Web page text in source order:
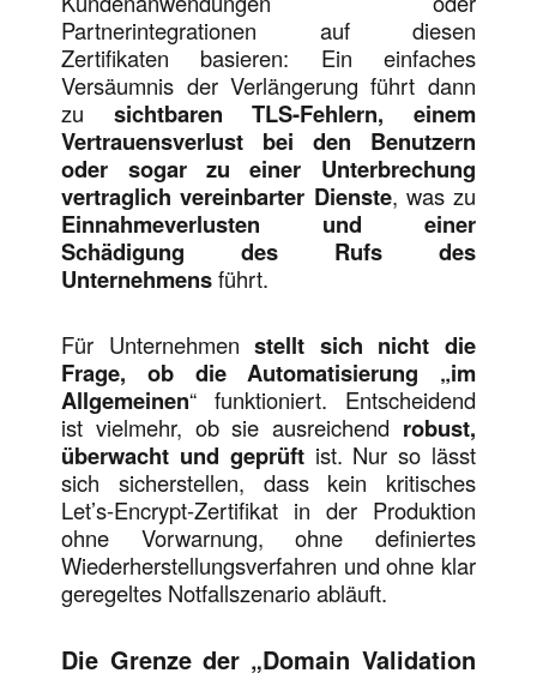
Partnerintegrationen auf diesen
Zertifikaten basieren: Ein einfaches
Versäumnis der Verlängerung führt dann
zu sichtbaren TLS-Fehlern, einem
Vertrauensverlust bei den Benutzern
oder sogar zu einer Unterbrechung
vertraglich vereinbarter Dienste, was zu
Einnahmeverlusten und einer
Schädigung des Rufs des
Unternehmensführt.
Für Unternehmenstellt sich nicht die
Frage, ob die
Automatisierung „im
Allgemeinen“ funktioniert. Entscheidend
ist vielmehr, ob sie ausreichend robust,
überwacht und geprüftist. Nur so lässt
sich sicherstellen, dass kein kritisches
Let’s-Encrypt-Zertifikat in der Produktion
ohne Vorwarnung, ohne definiertes
Wiederherstellungsverfahren und ohne klar
geregeltes Notfallszenario abläuft.
Die Grenze der „Domain Validation